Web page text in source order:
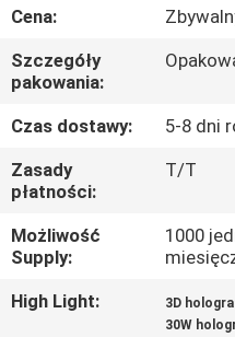
KONTROLA
JAKOŚCI
SKONTAKTUJ
SIĘ
Z
NAMI
AKTUALNOŚCI
Cena:
Szczegóły
pakowania:
Czas dostawy:
5-8 dni
Zasady
płatności:
T/T
Możliwość
Supply:
1000
High Light:
3D
30W